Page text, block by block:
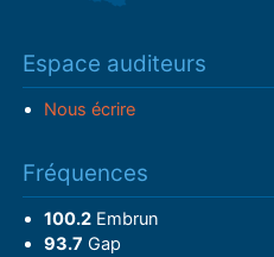
Espace auditeurs
Nous écrire
Fréquences
100.2Embrun
93.7 Gap